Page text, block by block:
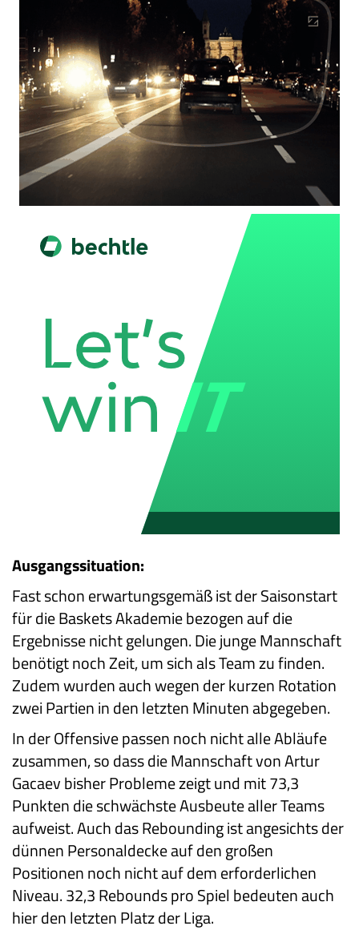
Ausgangssituation:
Fast schon erwartungsgemäß ist der Saisonstart
für die Baskets Akademie bezogen auf die
Ergebnisse nicht gelungen. Die junge Mannschaft
benötigt noch Zeit, um sich als Team zu finden.
Zudem wurden auch wegen der kurzen Rotation
zwei Partien in den letzten Minuten abgegeben.
In der Offensive passen noch nicht alle Abläufe
zusammen, so dass die Mannschaft von Artur
Gacaev bisher Probleme zeigt und mit 73,3
Punkten die schwächste Ausbeute aller Teams
aufweist. Auch das Rebounding ist angesichts der
dünnen Personaldecke auf den großen
Positionen noch nicht auf dem erforderlichen
Niveau. 32,3 Rebounds pro Spiel bedeuten auch
hier den letzten Platz der Liga.